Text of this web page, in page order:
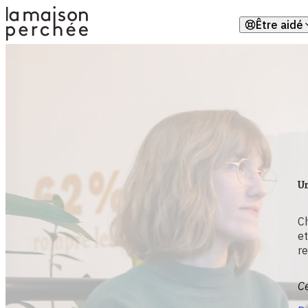
Être aidé